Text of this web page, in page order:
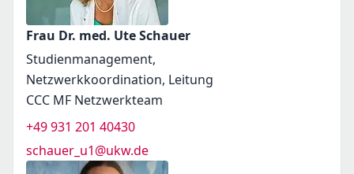
Frau Dr. med. Ute Schauer
Studienmanagement,
Netzwerkkoordination, Leitung
CCC MF Netzwerkteam
+49 931 201 40430
schauer_u1@ukw.de